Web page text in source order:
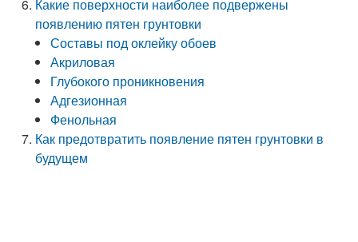
Какие поверхности наиболее подвержены
появлению пятен грунтовки
Составы под оклейку обоев
Акриловая
Глубокого проникновения
Адгезионная
Фенольная
Как предотвратить появление пятен грунтовки в
будущем